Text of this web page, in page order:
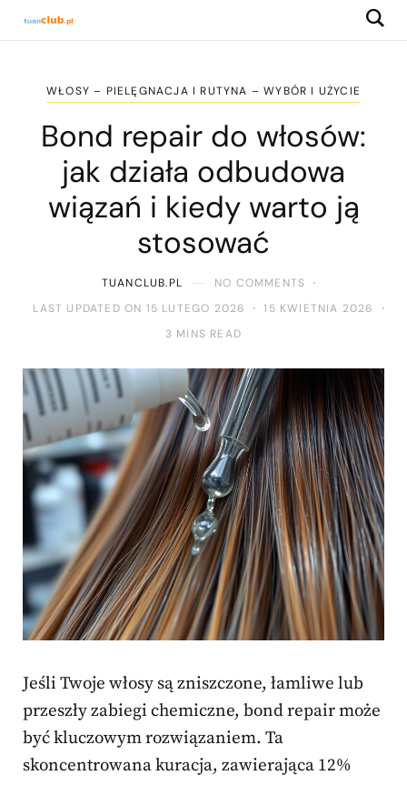
WŁOSY – PIELĘGNACJA I RUTYNA – WYBÓR I UŻYCIE
Bond repair do włosów:
jak działa odbudowa
wiązań i kiedy warto ją
stosować
TUANCLUB.PL
NO COMMENTS
LAST UPDATED ON 15 LUTEGO 2026
15 KWIETNIA 2026
3 MINS READ
Jeśli Twoje włosy są zniszczone, łamliwe lub
przeszły zabiegi chemiczne, bond repair może
być kluczowym rozwiązaniem. Ta
skoncentrowana kuracja, zawierająca 12%